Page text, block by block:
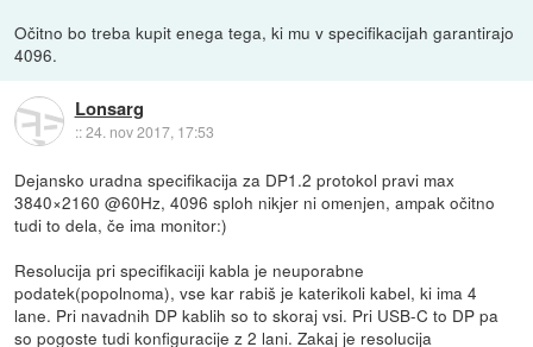
Očitno bo treba kupit enega tega, ki mu v specifikacijah garantirajo
4096.
Lonsarg
::24. nov 2017, 17:53
Dejansko uradna specifikacija za DP1.2 protokol pravi max
3840×2160 @60Hz, 4096 sploh nikjer ni omenjen, ampak očitno
tudi to dela, če ima monitor:)
Resolucija pri specifikaciji kabla je neuporabne
podatek(popolnoma), vse kar rabiš je katerikoli kabel, ki ima 4
lane. Pri navadnih DP kablih so to skoraj vsi. Pri USB-C to DP pa
so pogoste tudi konfiguracije z 2 lani. Zakaj je resolucija